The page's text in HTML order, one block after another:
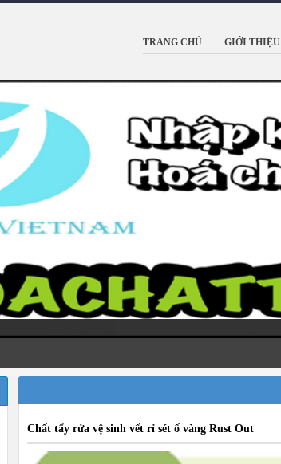
TRANG CHỦ GIỚI THIỆU
Chất tẩy rửa vệ sinh vết rỉ sét ố vàng Rust Out